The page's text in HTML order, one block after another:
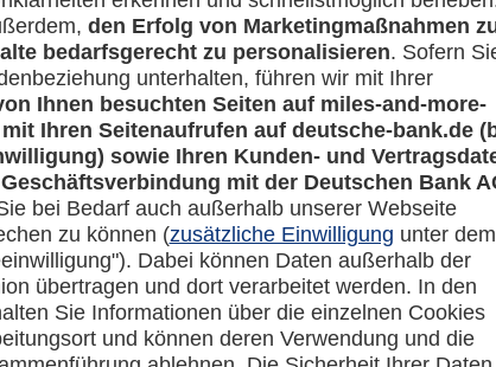
Rechtliches
Impressum
Datenschutz
Cookie Einstellungen